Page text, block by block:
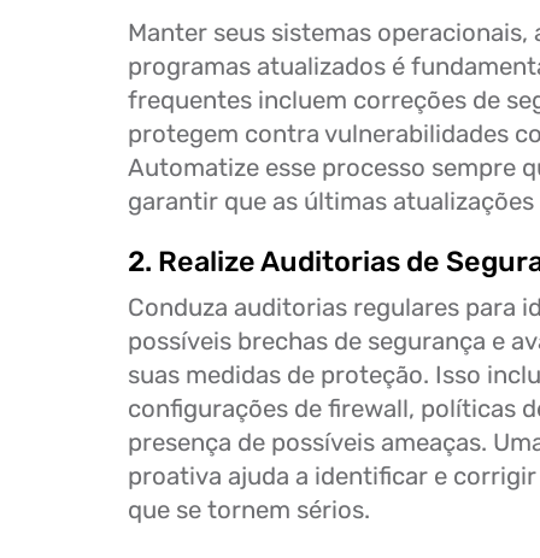
Manter seus sistemas operacionais,
programas atualizados é
frequentes incluem correções de
protegem contra vulnerabilidades
Automatize esse processo sempre
garantir que as últimas atualizações
2. Realize Auditorias de
Conduza auditorias regulares para
possíveis brechas de segurança e
suas medidas de proteção. Isso
configurações de firewall, políticas
presença de possíveis ameaças.
proativa ajuda a identificar e
que se tornem sérios.